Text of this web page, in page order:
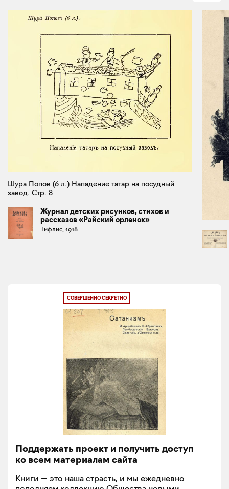
Шура Попов (6 л.) Нападение татар на посудный
завод. Стр. 8
Журнал детских рисунков, стихов и
рассказов «Райский орленок»
Тифлис, 1918
СОВЕРШЕННО СЕКРЕТНО
Поддержать проект и получить доступ
ко всем материалам сайта
Книги — это наша страсть, и мы ежедневно